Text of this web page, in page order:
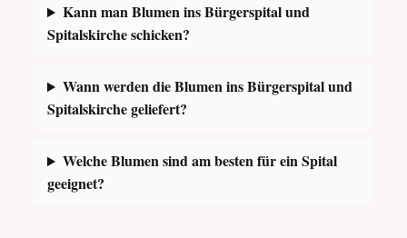
Kann man Blumen ins Bürgerspital und
Spitalskirche schicken?
Wann werden die Blumen ins Bürgerspital und
Spitalskirche geliefert?
Welche Blumen sind am besten für ein Spital
geeignet?